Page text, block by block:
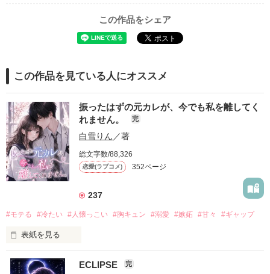
この作品をシェア
この作品を見ている人にオススメ
振ったはずの元カレが、今でも私を離してく
れません。
完
白雪りん ／著
総文字数/88,326
恋愛(ラブコメ) 352ページ
237
#モテる #冷たい #人懐っこい #胸キュン #溺愛 #嫉妬 #甘々 #ギャップ
表紙を見る
「好きだったから、別れを選んだ。」
ECLIPSE 完